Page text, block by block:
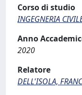
Corso di studio
INGEGNERIA
Anno
2020
Relatore
DELL'ISOLA,